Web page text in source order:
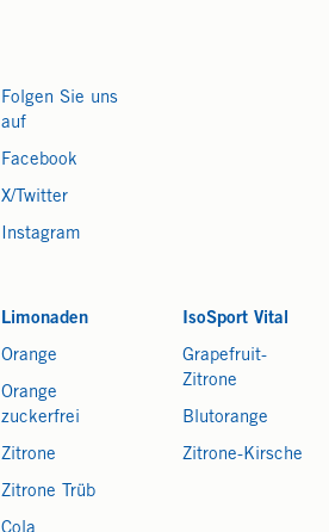
Limonaden
Orange
Orange
zuckerfrei
Zitrone
Zitrone Trüb
IsoSport Vital
Grapefruit-
Zitrone
Blutorange
Zitrone-Kirsche
Folgen Sie uns
auf
Facebook
X/Twitter
Instagram